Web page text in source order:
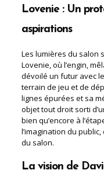
Lovenie : Un
aspirations
Les lumières du salon
Lovenie, où l’engin,
dévoilé un futur avec
terrain de jeu et de
lignes épurées et sa
objet tout droit sorti
bien qu’encore à
l’imagination du
du salon.
La vision de